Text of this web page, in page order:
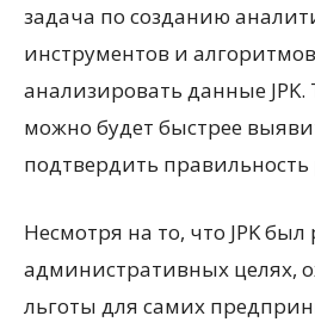
задача по созданию
инструментов и
анализировать данные JPK.
можно будет быстрее
подтвердить правильность
Несмотря на то, что JPK был
административных целях,
льготы для самих